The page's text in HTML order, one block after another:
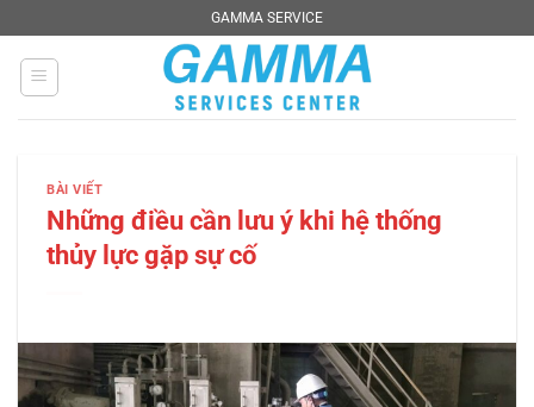
dung
GAMMA SERVICE
BÀI VIẾT
Những điều cần lưu ý khi hệ thống
thủy lực gặp sự cố